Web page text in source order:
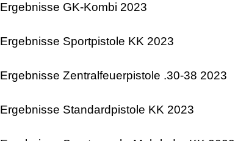
Ergebnisse GK-Kombi 2023
Ergebnisse Sportpistole KK 2023
Ergebnisse Zentralfeuerpistole .30-38 2023
Ergebnisse Standardpistole KK 2023